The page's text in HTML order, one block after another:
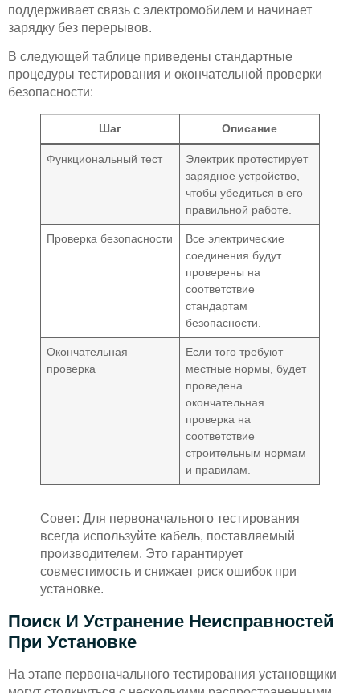
поддерживает связь с электромобилем и начинает
зарядку без перерывов.
В следующей таблице приведены стандартные
процедуры тестирования и окончательной проверки
безопасности:
Шаг Описание
Функциональный тест
Электрик протестирует
зарядное устройство,
чтобы убедиться в его
правильной работе.
Проверка безопасности
Все электрические
соединения будут
проверены на
соответствие
стандартам
безопасности.
Окончательная
проверка
Если того требуют
местные нормы, будет
проведена
окончательная
проверка на
соответствие
строительным нормам
и правилам.
Совет: Для первоначального тестирования
всегда используйте кабель, поставляемый
производителем. Это гарантирует
совместимость и снижает риск ошибок при
установке.
Поиск И Устранение Неисправностей
При Установке
На этапе первоначального тестирования установщики